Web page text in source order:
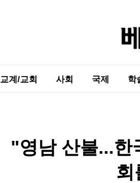
교계/교회 사회 국제 학
"영남 산불...한
회